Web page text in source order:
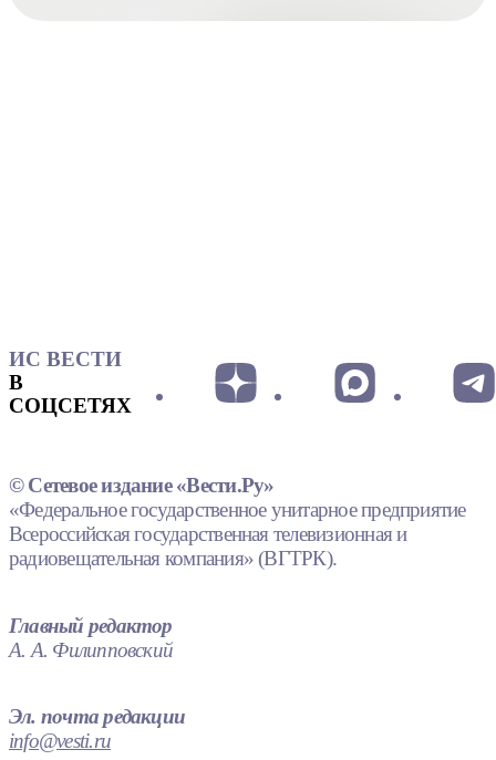
ИС ВЕСТИ
В
СОЦСЕТЯХ
© Сетевое издание «Вести.Ру»
«Федеральное государственное унитарное предприятие
Всероссийская государственная телевизионная и
радиовещательная компания» (ВГТРК).
Главный редактор
А. А. Филипповский
Эл. почта редакции
info@vesti.ru